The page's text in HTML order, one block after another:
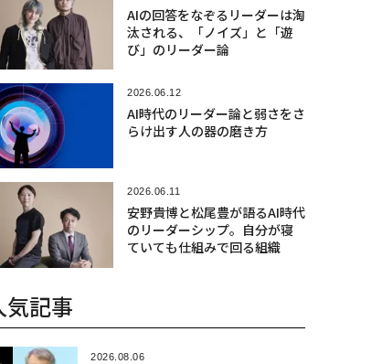
AIの回答をなぞるリーダーは淘
汰される、「ノイズ」と「遊
び」のリーダー論
2026.06.12
AI時代のリーダー論と弱さをさ
らけ出す人の器の磨き方
2026.06.11
安野貴博と松尾豊が語るAI時代
のリーダーシップ。自分が寝
ていても仕組みで回る組織
気記事
2026.08.06